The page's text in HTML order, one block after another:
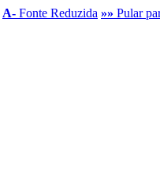
A- Fonte Reduzida »» Pular